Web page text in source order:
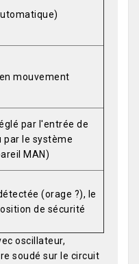
mouvement
par l'entrée de
par le système
MAN)
(orage ?), le
de sécurité
oscillateur,
soudé sur le circuit